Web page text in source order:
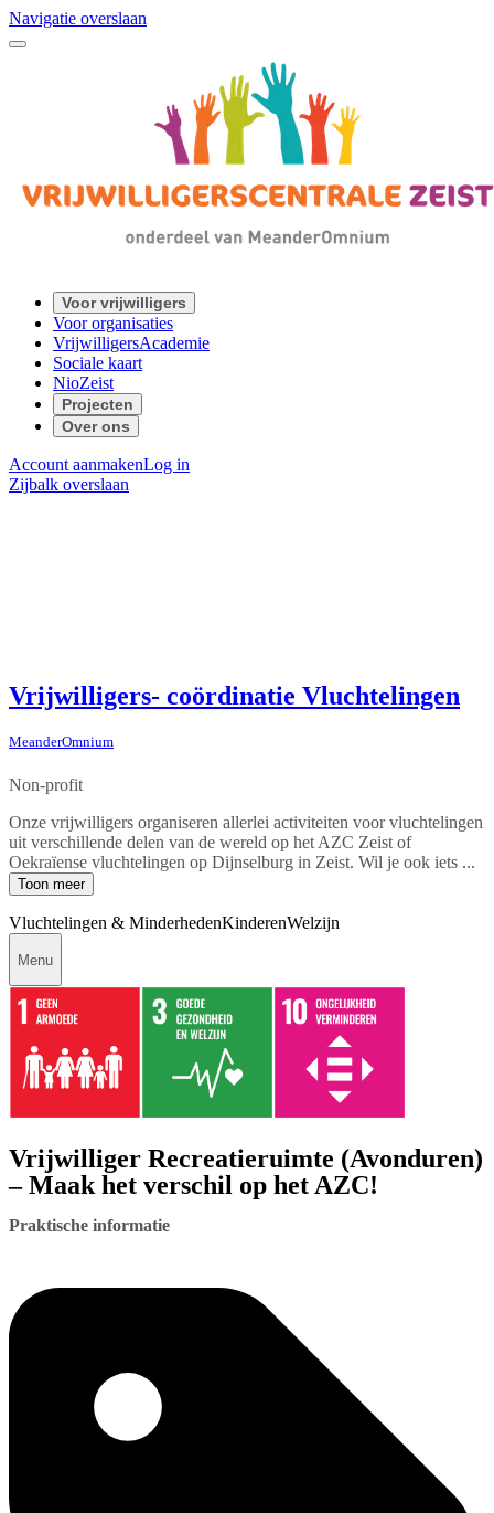
Navigatie overslaan
Voor vrijwilligers
Voor organisaties
VrijwilligersAcademie
Sociale kaart
NioZeist
Projecten
Over ons
Account aanmakenLog in
Zijbalk overslaan
Vrijwilligers- coördinatie Vluchtelingen
MeanderOmnium
Non-profit
Onze vrijwilligers organiseren allerlei activiteiten voor vluchtelingen
uit verschillende delen van de wereld op het AZC Zeist of
Oekraïense vluchtelingen op Dijnselburg in Zeist. Wil je ook iets ...
Toon meer
Vluchtelingen & MinderhedenKinderenWelzijn
Menu
Vrijwilliger Recreatieruimte (Avonduren)
– Maak het verschil op het AZC!
Praktische informatie